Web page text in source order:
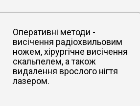
Оперативні методи -
висічення радіохвильовим
ножем, хірургічне висічення
скальпелем, а також
видалення врослого нігтя
лазером.